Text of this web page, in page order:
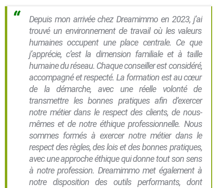
Depuis mon arrivée chez Dreamimmo en 2023, j’ai
trouvé un environnement de travail où les valeurs
humaines occupent une place centrale. Ce que
j’apprécie, c’est la dimension familiale et à taille
humaine du réseau. Chaque conseiller est considéré,
accompagné et respecté. La formation est au cœur
de la démarche, avec une réelle volonté de
transmettre les bonnes pratiques afin d’exercer
notre métier dans le respect des clients, de nous-
mêmes et de notre éthique professionnelle. Nous
sommes formés à exercer notre métier dans le
respect des règles, des lois et des bonnes pratiques,
avec une approche éthique qui donne tout son sens
à notre profession. Dreamimmo met également à
notre disposition des outils performants, dont